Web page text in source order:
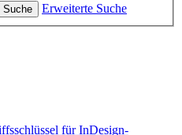
Suche
Erweiterte Suche
für InDesign-